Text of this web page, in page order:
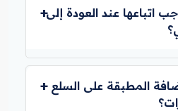
للأدوية الموصوفة، خاصة إذا
للرقابة. يجب التحقق من
الموقع الرسمي لوزارة الصحة
أثناء إجراءات الدخول.
اتباعها عند العودة إلى
الدولي قبل ثلاث ساعات على
خاصة في مواسم الذروة. يجب
للأمتعة لتجنب الرسوم
المطبقة على السلع